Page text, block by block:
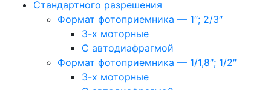
Стандартного разрешения
Формат фотоприемника — 1″; 2/3″
3-х моторные
С автодиафрагмой
Формат фотоприемника — 1/1,8″; 1/2″
3-х моторные